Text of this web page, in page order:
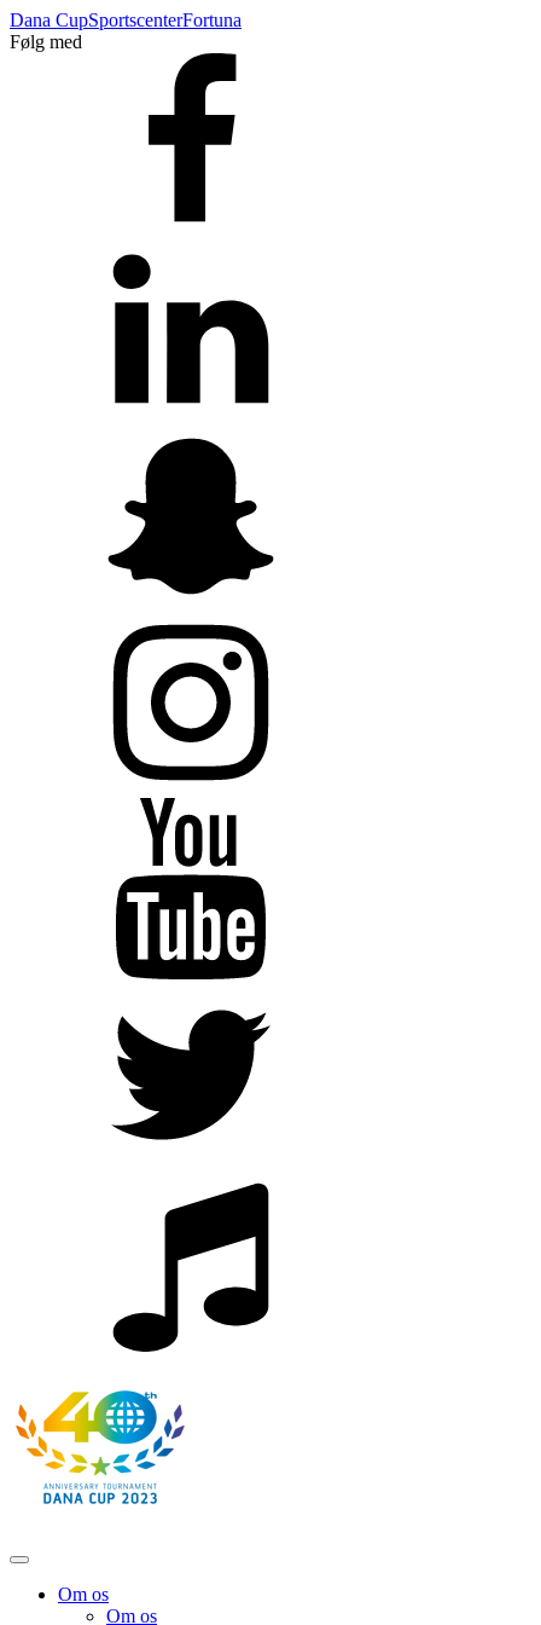
Dana CupSportscenterFortuna
Følg med
Om os
Om os